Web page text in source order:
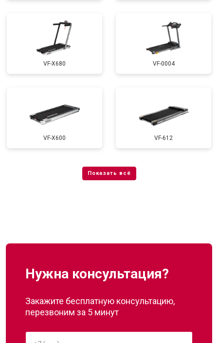
VF-X680 VF-0004
VF-X600 VF-612
Нужна консультация?
Закажите бесплатную консультацию,
перезвоним за 5 минут